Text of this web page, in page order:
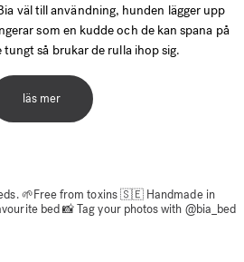
väl till användning, hunden lägger upp
som en kudde och de kan spana på
så brukar de rulla ihop sig.
läs mer
🌱Free from toxins🇸🇪 Handmade in
bed📸 Tag your photos with @bia_bed